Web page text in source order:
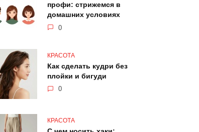
профи: стрижемся в
домашних условиях
0
КРАСОТА
Как сделать кудри без
плойки и бигуди
0
КРАСОТА